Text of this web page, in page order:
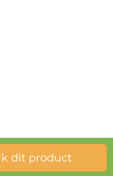
dit product
© 2026